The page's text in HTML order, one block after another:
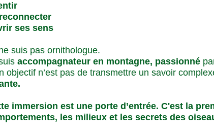
ses sens
suis pas ornithologue.
accompagnateur en montagne, passionné
objectif n’est pas de transmettre un savoir
immersion est une porte d’entrée. C'est la
les milieux et les secrets des